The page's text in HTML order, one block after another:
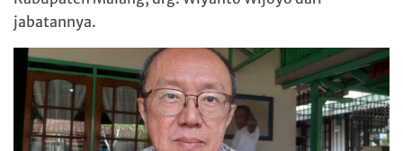
jabatannya.